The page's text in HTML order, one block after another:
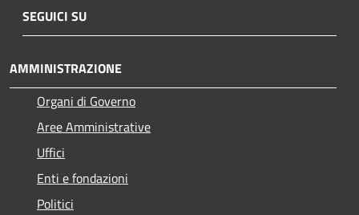
SEGUICI SU
AMMINISTRAZIONE
Organi di Governo
Aree Amministrative
Uffici
Enti e fondazioni
Politici